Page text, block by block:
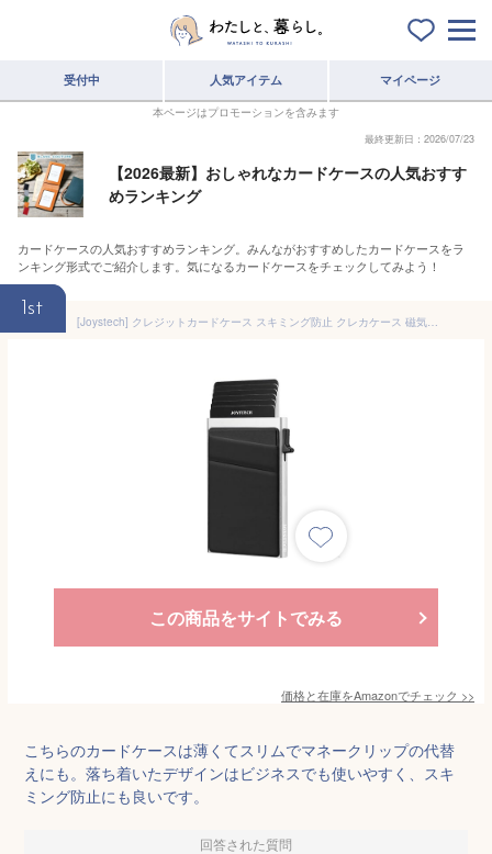
受付中 人気アイテム マイページ
本ページはプロモーションを含みます
最終更新日：2026/07/23
【2026最新】おしゃれなカードケースの人気おすす
めランキング
カードケースの人気おすすめランキング。みんながおすすめしたカードケースをラ
ンキング形式でご紹介します。気になるカードケースをチェックしてみよう！
1st
[Joystech] クレジットカードケース スキミング防止 クレカケース 磁気防止 カードケース カード入れ薄型 アルミニウム 【マネークリップの代替えに】 カードホルダー (シルバー)
この商品をサイトでみる
価格と在庫をAmazonでチェック >>
こちらのカードケースは薄くてスリムでマネークリップの代替
えにも。落ち着いたデザインはビジネスでも使いやすく、スキ
ミング防止にも良いです。
回答された質問